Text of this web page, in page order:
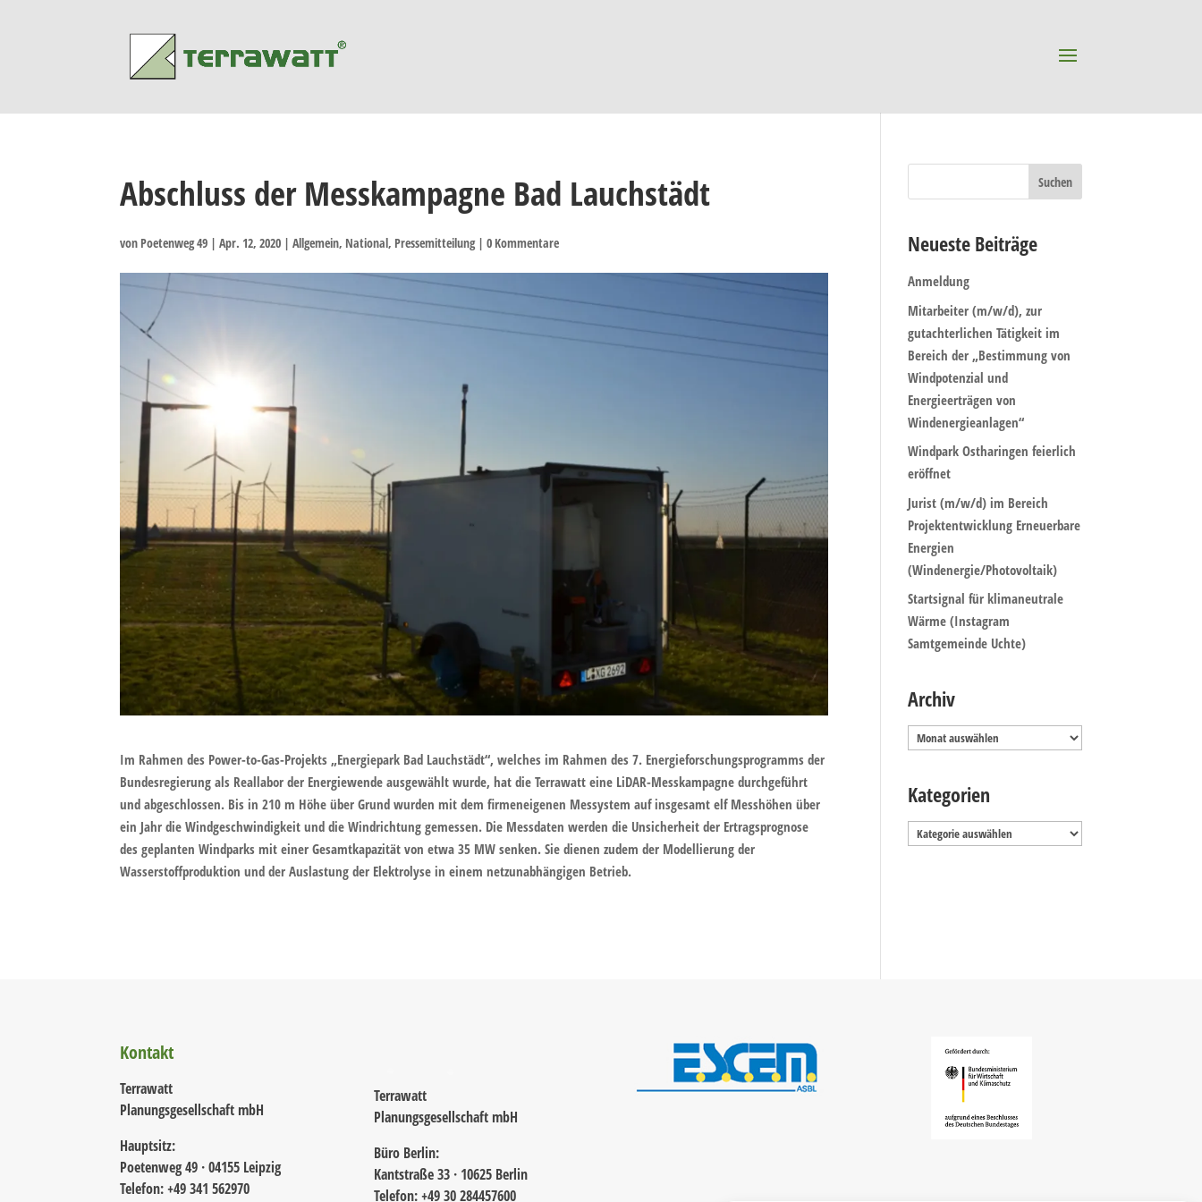
Abschluss der Messkampagne Bad Lauchstädt
von Poetenweg 49 |Apr. 12, 2020 |Allgemein, National, Pressemitteilung|0 Kommentare
Im Rahmen des Power-to-Gas-Projekts „Energiepark Bad Lauchstädt“, welches im Rahmen des 7. Energieforschungsprogramms der
Bundesregierung als Reallabor der Energiewende ausgewählt wurde, hat die Terrawatt eine LiDAR-Messkampagne durchgeführt
und abgeschlossen. Bis in 210 m Höhe über Grund wurden mit dem firmeneigenen Messystem auf insgesamt elf Messhöhen über
ein Jahr die Windgeschwindigkeit und die Windrichtung gemessen. Die Messdaten werden die Unsicherheit der Ertragsprognose
des geplanten Windparks mit einer Gesamtkapazität von etwa 35 MW senken. Sie dienen zudem der Modellierung der
Wasserstoffproduktion und der Auslastung der Elektrolyse in einem netzunabhängigen Betrieb.
Neueste Beiträge
Anmeldung
Mitarbeiter (m/w/d), zur
gutachterlichen Tätigkeit im
Bereich der „Bestimmung von
Windpotenzial und
Energieerträgen von
Windenergieanlagen“
Windpark Ostharingen feierlich
eröffnet
Jurist (m/w/d) im Bereich
Projektentwicklung Erneuerbare
Energien
(Windenergie/Photovoltaik)
Startsignal für klimaneutrale
Wärme (Instagram
Samtgemeinde Uchte)
Archiv
Archiv
Kategorien
Kategorien
Kontakt
Terrawatt
Planungsgesellschaft mbH
Hauptsitz:
Poetenweg 49 · 04155 Leipzig
Telefon: +49 341 562970
Terrawatt
Planungsgesellschaft mbH
Büro Berlin:
Kantstraße 33 · 10625 Berlin
Telefon: +49 30 284457600